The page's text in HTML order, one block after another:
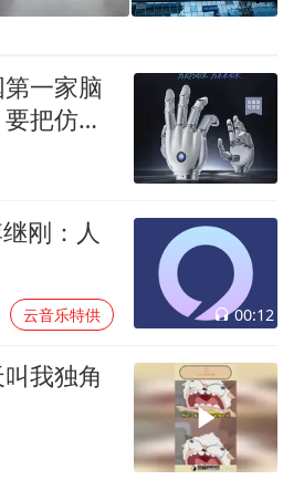
一家脑
把仿生
刚：人
云音乐特供 00:12
我独角